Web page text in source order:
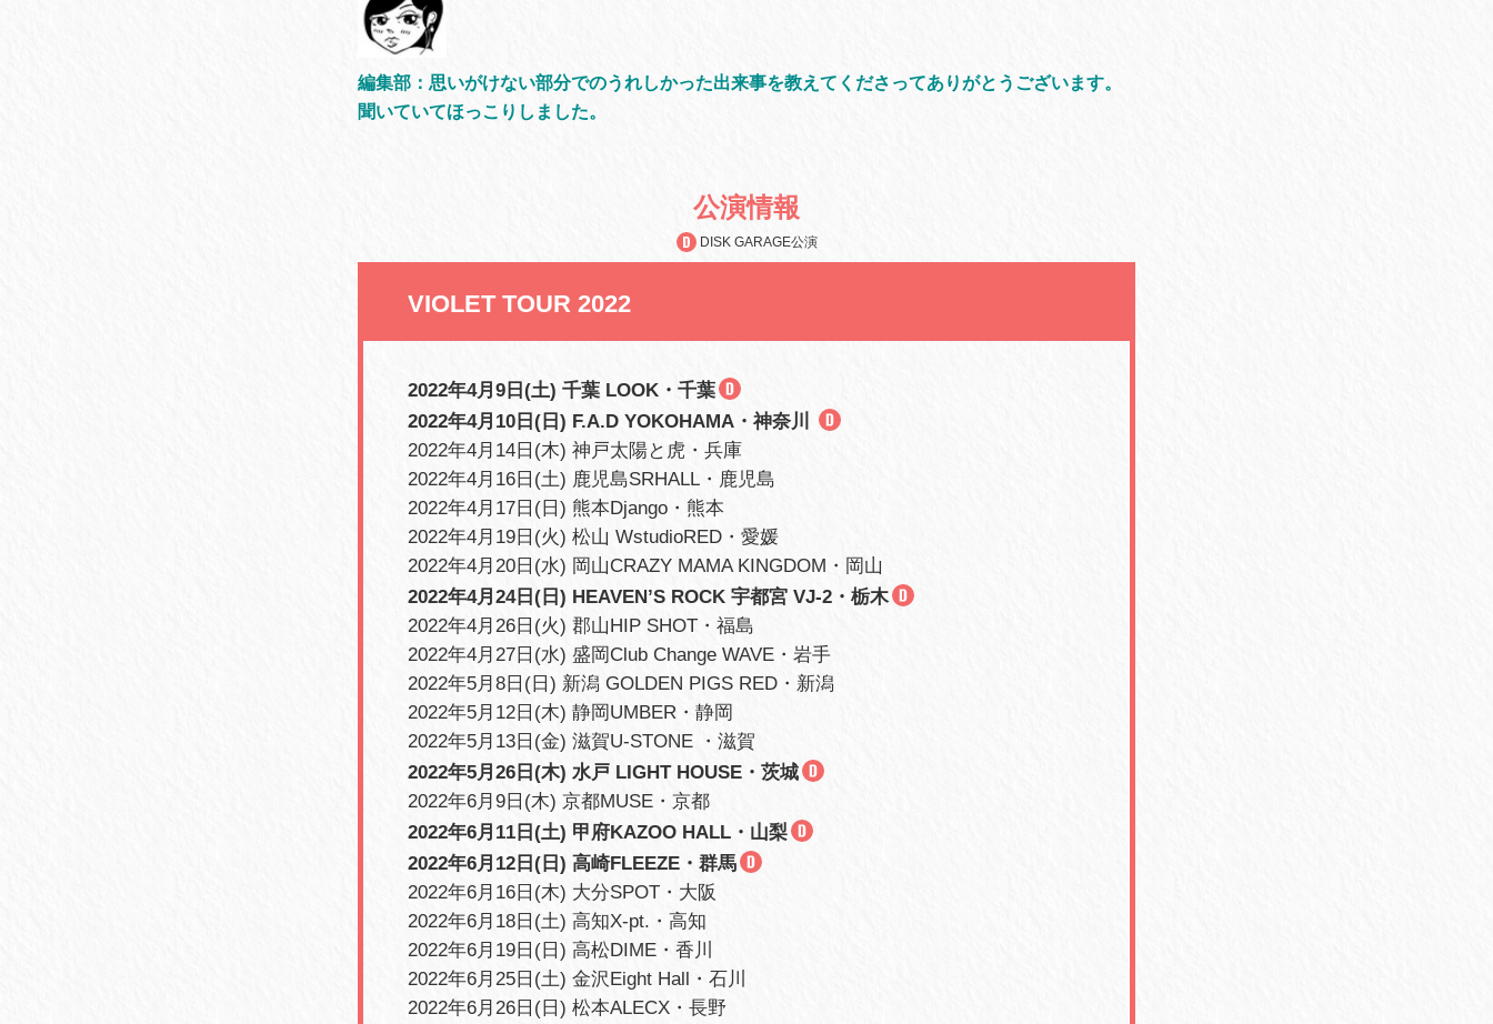
編集部：思いがけない部分でのうれしかった出来事を教えてくださってありがとうございます。
聞いていてほっこりしました。
公演情報
DISK GARAGE公演
VIOLET TOUR 2022
2022年4月9日(土) 千葉 LOOK・千葉
2022年4月10日(日) F.A.D YOKOHAMA・神奈川
2022年4月14日(木) 神戸太陽と虎・兵庫
2022年4月16日(土) 鹿児島SRHALL・鹿児島
2022年4月17日(日) 熊本Django・熊本
2022年4月19日(火) 松山 WstudioRED・愛媛
2022年4月20日(水) 岡山CRAZY MAMA KINGDOM・岡山
2022年4月24日(日) HEAVEN’S ROCK 宇都宮 VJ-2・栃木
2022年4月26日(火) 郡山HIP SHOT・福島
2022年4月27日(水) 盛岡Club Change WAVE・岩手
2022年5月8日(日) 新潟 GOLDEN PIGS RED・新潟
2022年5月12日(木) 静岡UMBER・静岡
2022年5月13日(金) 滋賀U-STONE ・滋賀
2022年5月26日(木) 水戸 LIGHT HOUSE・茨城
2022年6月9日(木) 京都MUSE・京都
2022年6月11日(土) 甲府KAZOO HALL・山梨
2022年6月12日(日) 高崎FLEEZE・群馬
2022年6月16日(木) 大分SPOT・大阪
2022年6月18日(土) 高知X-pt.・高知
2022年6月19日(日) 高松DIME・香川
2022年6月25日(土) 金沢Eight Hall・石川
2022年6月26日(日) 松本ALECX・長野